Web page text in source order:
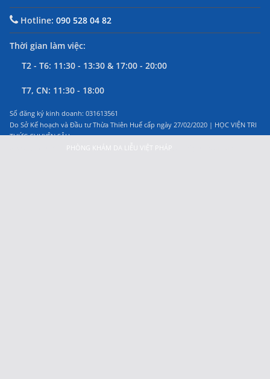
Hotline: 090 528 04 82
Thời gian làm việc:
T2 - T6: 11:30 - 13:30 & 17:00 - 20:00
T7, CN: 11:30 - 18:00
Số đăng ký kinh doanh: 031613561
Do Sở Kế hoạch và Đầu tư Thừa Thiên Huế cấp ngày 27/02/2020 | HỌC VIỆN TRI
THỨC CHUYÊN SÂU
PHÒNG KHÁM DA LIỄU VIỆT PHÁP